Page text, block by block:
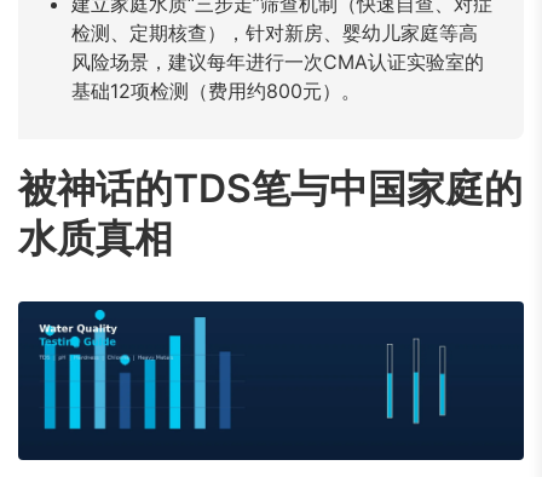
检测、定期核查），针对新房、婴幼儿家庭等高
风险场景，建议每年进行一次CMA认证实验室的
基础12项检测（费用约800元）。
被神话的TDS笔与中国家庭的
水质真相